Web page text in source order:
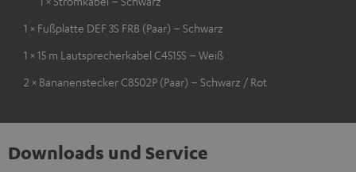
1 × Fußplatte DEF 3S FRB (Paar) – Schwarz
1 × 15 m Lautsprecherkabel C4515S – Weiß
2 × Bananenstecker C8502P (Paar) – Schwarz / Rot
Downloads und Service